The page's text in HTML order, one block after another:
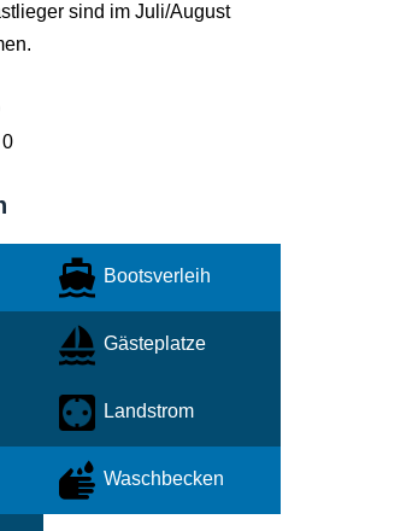
sind im Juli/August
0
Bootsverleih
Gästeplatze
Landstrom
Waschbecken